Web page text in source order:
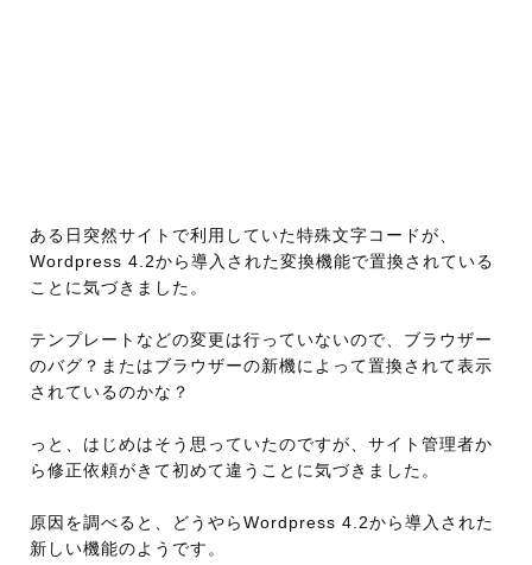
ある日突然サイトで利用していた特殊文字コードが、
Wordpress 4.2から導入された変換機能で置換されている
ことに気づきました。
テンプレートなどの変更は行っていないので、ブラウザー
のバグ？またはブラウザーの新機によって置換されて表示
されているのかな？
っと、はじめはそう思っていたのですが、サイト管理者か
ら修正依頼がきて初めて違うことに気づきました。
原因を調べると、どうやらWordpress 4.2から導入された
新しい機能のようです。